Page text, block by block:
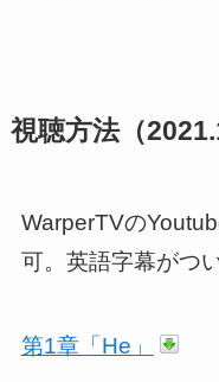
視聴方法（
WarperTVの
可。英語字幕がつ
第1章「He」